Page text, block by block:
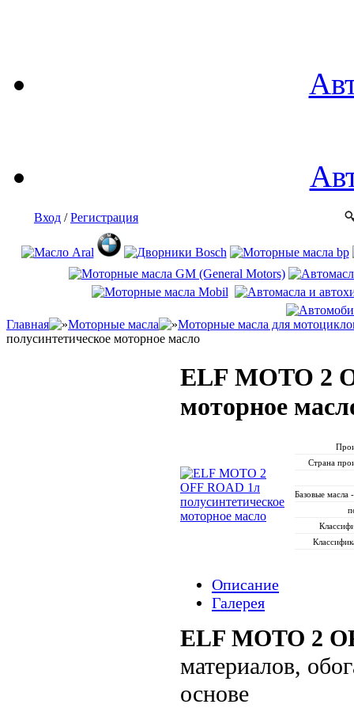
Вход /Регистрация
Главная Моторные масла
Моторные масла для
полусинтетическое моторное масло
ELF MOTO 2
моторное
Страна
Базовые масла
Описание
Галерея
ELF MOTO 2
материалов,
основе